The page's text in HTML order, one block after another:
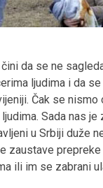
da se ne
ljudima i da
Čak se
Sada nas
u Srbiji duže
ili im se zabrani